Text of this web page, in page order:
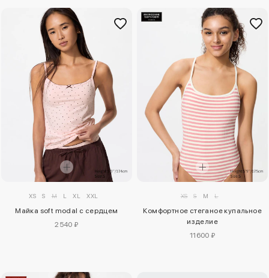
XS S M L XL XXL
Майка soft modal с сердцем
2540 ₽
XS S M L
Комфортное стеганое купальное
изделие
11600 ₽